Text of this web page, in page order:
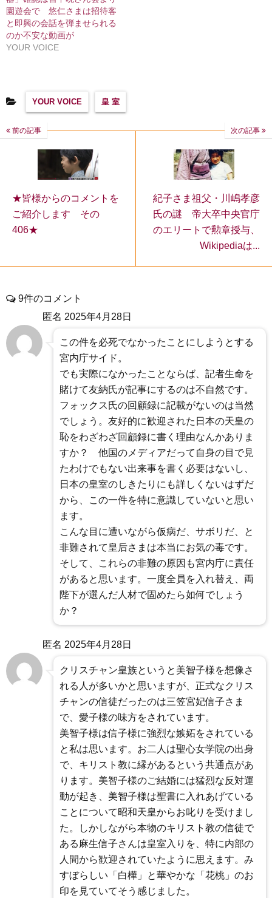
園遊会で 悠仁さまは招待客
と即興の会話を弾ませられる
のか不安な動画が
YOUR VOICE
YOUR VOICE 皇 室
前の記事
★皆様からのコメントを
ご紹介します その
406★
次の記事
紀子さま祖父・川嶋孝彦
氏の謎 帝大卒中央官庁
のエリートで勲章授与、
Wikipediaは...
9件のコメント
匿名 2025年4月28日
この件を必死でなかったことにしようとする
宮内庁サイド。
でも実際になかったことならば、記者生命を
賭けて友納氏が記事にするのは不自然です。
フォックス氏の回顧録に記載がないのは当然
でしょう。友好的に歓迎された日本の天皇の
恥をわざわざ回顧録に書く理由なんかありま
すか？ 他国のメディアだって自身の目で見
たわけでもない出来事を書く必要はないし、
日本の皇室のしきたりにも詳しくないはずだ
から、この一件を特に意識していないと思い
ます。
こんな目に遭いながら仮病だ、サボリだ、と
非難されて皇后さまは本当にお気の毒です。
そして、これらの非難の原因も宮内庁に責任
があると思います。一度全員を入れ替え、両
陛下が選んだ人材で固めたら如何でしょう
か？
匿名 2025年4月28日
クリスチャン皇族というと美智子様を想像さ
れる人が多いかと思いますが、正式なクリス
チャンの信徒だったのは三笠宮妃信子さま
で、愛子様の味方をされています。
美智子様は信子様に強烈な嫉妬をされている
と私は思います。お二人は聖心女学院の出身
で、キリスト教に縁があるという共通点があ
ります。美智子様のご結婚には猛烈な反対運
動が起き、美智子様は聖書に入れあげている
ことについて昭和天皇からお叱りを受けまし
た。しかしながら本物のキリスト教の信徒で
ある麻生信子さんは皇室入りを、特に内部の
人間から歓迎されていたように思えます。み
すぼらしい「白樺」と華やかな「花桃」のお
印を見ていてそう感じました。